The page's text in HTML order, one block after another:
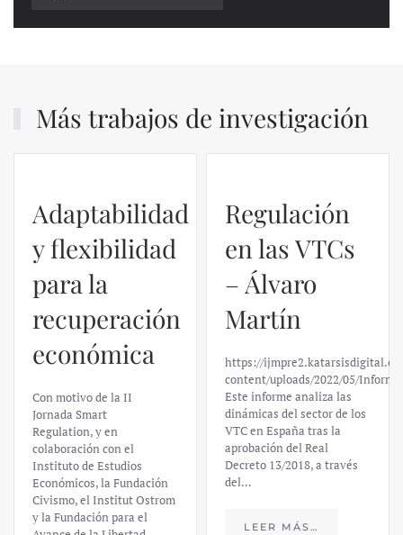
Más trabajos de investigación
Regulación
en las VTCs
– Álvaro
Martín
https://ijmpre2.katarsisdigital.com/wp-
content/uploads/2022/05/Informe_sobre_las_VTC.pdf
Este informe analiza las
dinámicas del sector de los
VTC en España tras la
aprobación del Real
Decreto 13/2018, a través
del…
LEER MÁS…
El caso de
Silicon
Valley Bank:
un análisis
financiero –
Daniel
Fernández